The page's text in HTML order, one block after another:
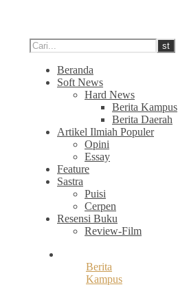
Beranda
Soft News
Hard News
Berita Kampus
Berita Daerah
Artikel Ilmiah Populer
Opini
Essay
Feature
Sastra
Puisi
Cerpen
Resensi Buku
Review-Film
Berita
Kampus